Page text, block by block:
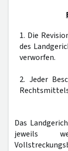
1. Die
des
verworfen.
2. Jeder
Das
jeweils